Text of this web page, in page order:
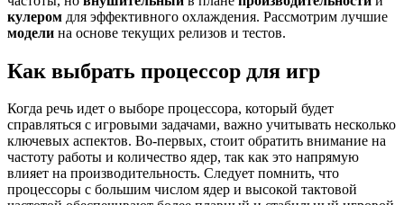
кулером для эффективного охлаждения. Рассмотрим лучшие
модели на основе текущих релизов и тестов.
Как выбрать процессор для игр
Когда речь идет о выборе процессора, который будет
справляться с игровыми задачами, важно учитывать несколько
ключевых аспектов. Во-первых, стоит обратить внимание на
частоту работы и количество ядер, так как это напрямую
влияет на производительность. Следует помнить, что
процессоры с большим числом ядер и высокой тактовой